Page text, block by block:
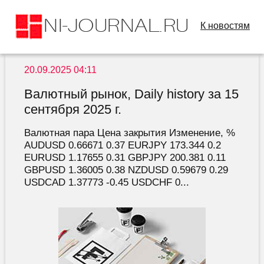
К новостям
20.09.2025 04:11
Валютный рынок, Daily history за 15
сентября 2025 г.
Валютная пара Цена закрытия Изменение, %
AUDUSD 0.66671 0.37 EURJPY 173.344 0.2
EURUSD 1.17655 0.31 GBPJPY 200.381 0.11
GBPUSD 1.36005 0.38 NZDUSD 0.59679 0.29
USDCAD 1.37773 -0.45 USDCHF 0...